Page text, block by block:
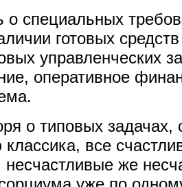
о специальных
готовых
управленческих
оперативное
о типовых задачах,
все
несчастливые же